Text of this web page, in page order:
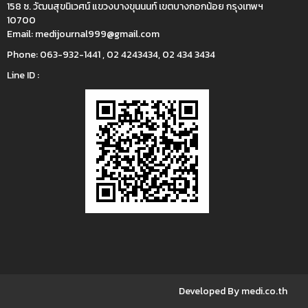
158 ซ. วัฒนสุขนิเวศน์ แขวงบางขุนนนท์ เขตบางกอกน้อย กรุงเทพฯ
10700
Email:medijournal999@gmail.com
Phone:063-932-1441 , 02 4243434, 02 434 3434
Line ID :
Developed By medi.co.th